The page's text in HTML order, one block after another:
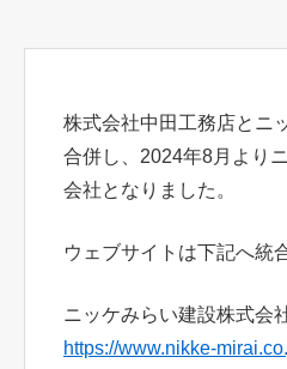
株式会社中田工務店とニ
合併し、2024年8月より
会社となりました。
ウェブサイトは下記へ統
ニッケみらい建設株式会
https://www.nikke-